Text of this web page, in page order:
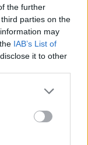
the further
parties on the
may
IAB’s List of
it to other
άντεξε
η ψυχή μου…
Ελληνίδες